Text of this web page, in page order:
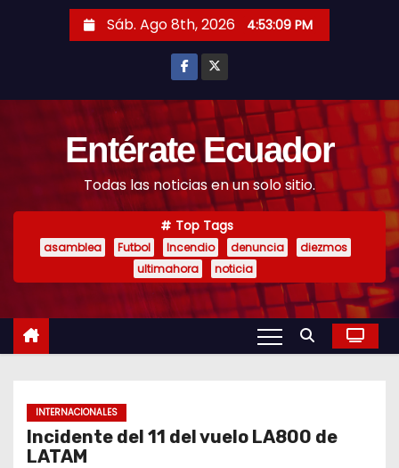
Sáb. Ago 8th, 2026 4:53:10 PM
Entérate Ecuador
Todas las noticias en un solo sitio.
Top Tags
asamblea Futbol Incendio denuncia
diezmos
ultimahora
noticia
INTERNACIONALES
Incidente del 11 del vuelo LA800 de
LATAM